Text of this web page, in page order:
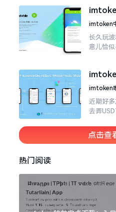
给予支持
转换
imtoken
长久玩
意儿恰似
手教你
imtoken
近期好
去弄
泰达币,
点击查
热门阅读